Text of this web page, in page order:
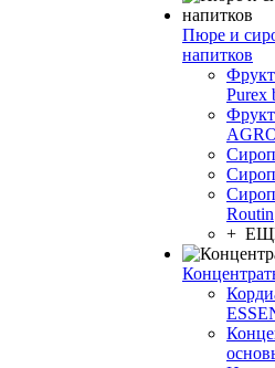
Пюре и
напитков
Purex
Routin
+